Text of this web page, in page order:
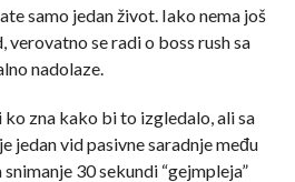
samo jedan život. Iako nema još
verovatno se radi o boss rush sa
nadolaze.
zna kako bi to izgledalo, ali sa
jedan vid pasivne saradnje među
30 sekundi “gejmpleja”